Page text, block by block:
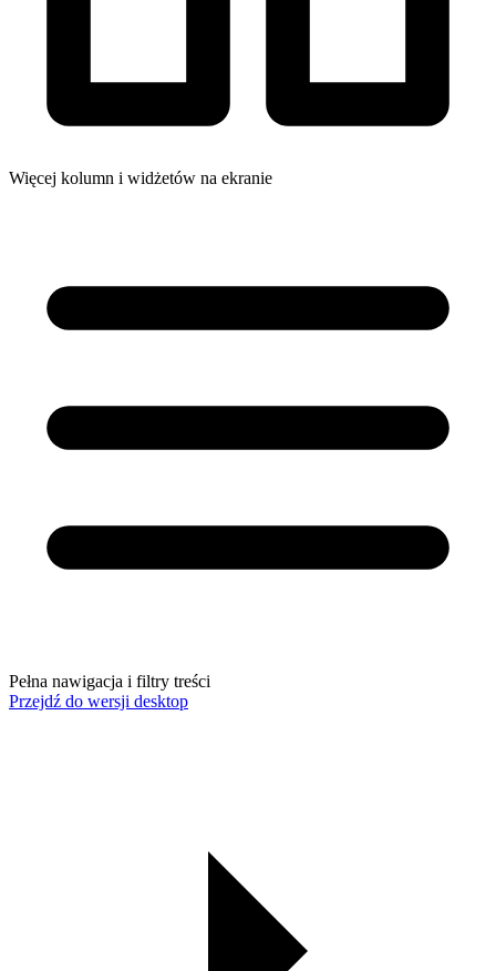
Więcej kolumn i widżetów na ekranie
Pełna nawigacja i filtry treści
Przejdź do wersji desktop